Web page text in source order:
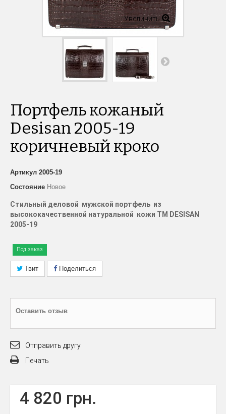
Увеличить
Портфель кожаный
Desisan 2005-19
коричневый кроко
Артикул 2005-19
Состояние Новое
Стильный деловой мужской портфель из
высококачественной натуральной кожи TM DESISAN
2005-19
Под заказ
Твит Поделиться
Оставить отзыв
Отправить другу
Печать
4 820 грн.